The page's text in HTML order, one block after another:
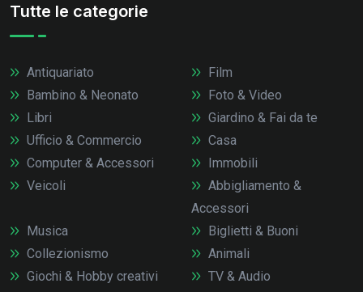
Tutte le categorie
Antiquariato
Bambino & Neonato
Libri
Ufficio & Commercio
Computer & Accessori
Veicoli
Film
Foto & Video
Giardino & Fai da te
Casa
Immobili
Abbigliamento &
Accessori
Musica
Collezionismo
Giochi & Hobby creativi
Biglietti & Buoni
Animali
TV & Audio